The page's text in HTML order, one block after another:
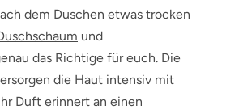
dem Duschen etwas trocken
und
das Richtige für euch. Die
die Haut intensiv mit
Duft erinnert an einen